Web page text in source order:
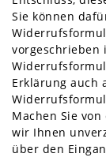
Sie können
vorgeschrieben
Erklärung auch
Machen Sie
wir Ihnen
über den